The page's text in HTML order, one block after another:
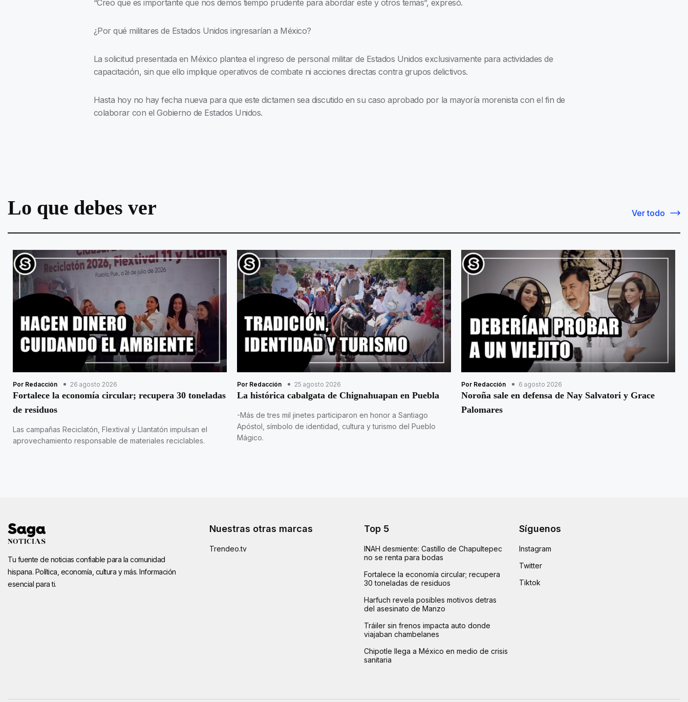
“Creo que es importante que nos demos tiempo prudente para abordar este y otros temas”, expresó.
¿Por qué militares de Estados Unidos ingresarían a México?
La solicitud presentada en México plantea el ingreso de personal militar de Estados Unidos exclusivamente para actividades de
capacitación, sin que ello implique operativos de combate ni acciones directas contra grupos delictivos.
Hasta hoy no hay fecha nueva para que este dictamen sea discutido en su caso aprobado por la mayoría morenista con el fin de
colaborar con el Gobierno de Estados Unidos.
Lo que debes ver Ver todo
Por Redacción 26 agosto 2026
Fortalece la economía circular; recupera 30 toneladas
de residuos
Las campañas Reciclatón, Flextival y Llantatón impulsan el
aprovechamiento responsable de materiales reciclables.
Por Redacción 25 agosto 2026
La histórica cabalgata de Chignahuapan en Puebla
-Más de tres mil jinetes participaron en honor a Santiago
Apóstol, símbolo de identidad, cultura y turismo del Pueblo
Mágico.
Por Redacción 6 agosto 2026
Noroña sale en defensa de Nay Salvatori y Grace
Palomares
Tu fuente de noticias confiable para la comunidad
hispana. Política, economía, cultura y más. Información
esencial para ti.
Nuestras otras marcas
Trendeo.tv
Top 5
INAH desmiente: Castillo de Chapultepec
no se renta para bodas
Fortalece la economía circular; recupera
30 toneladas de residuos
Harfuch revela posibles motivos detras
del asesinato de Manzo
Tráiler sin frenos impacta auto donde
viajaban chambelanes
Chipotle llega a México en medio de crisis
sanitaria
Síguenos
Instagram
Twitter
Tiktok